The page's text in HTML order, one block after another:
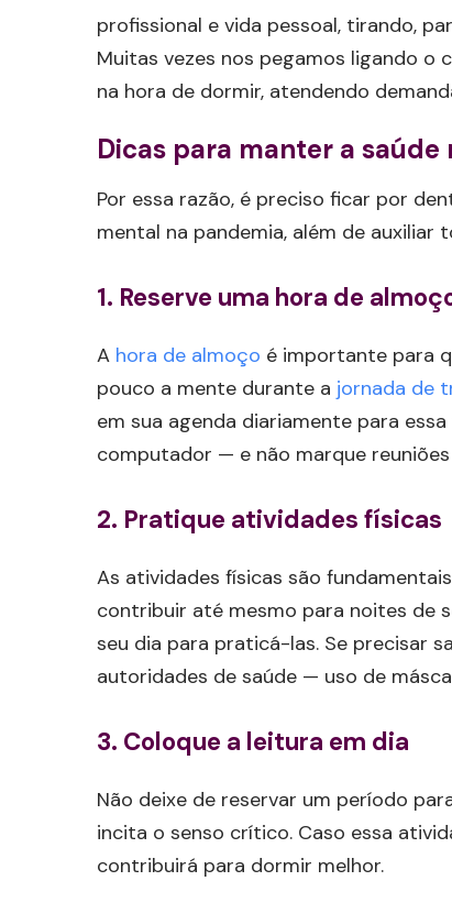
profissional e vida pessoal, tirando,
Muitas vezes nos pegamos ligando o
na hora de dormir, atendendo
Dicas para manter a
Por essa razão, é preciso ficar por
mental na pandemia, além de auxiliar
1. Reserve uma hora de
A hora de almoço é importante para
pouco a mente durante a jornada de
em sua agenda diariamente para
computador — e não marque
2. Pratique atividades físicas
As atividades físicas são
contribuir até mesmo para noites de
seu dia para praticá-las. Se precisar
autoridades de saúde — uso de
3. Coloque a leitura em dia
Não deixe de reservar um período
incita o senso crítico. Caso essa
contribuirá para dormir melhor.